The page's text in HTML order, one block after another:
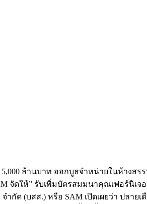
5,000 ล้านบาท ออกบูธจำหน่ายในห้า
จัดให้” รับเพิ่มบัตรสมมนาคุณเฟอร์นิเ
(บสส.) หรือ SAM เปิดเผยว่า ปลาย